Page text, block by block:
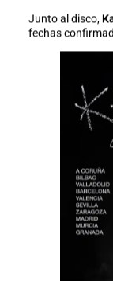
Junto al disco,
fechas